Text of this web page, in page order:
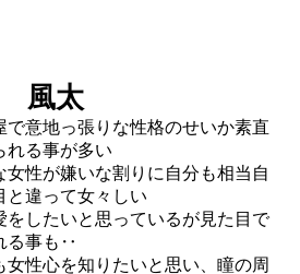
風太
で意地っ張りな性格のせいか素直
れる事が多い
性が嫌いな割りに自分も相当自
と違って女々しい
をしたいと思っているが見た目で
る事も‥
女性心を知りたいと思い、瞳の周